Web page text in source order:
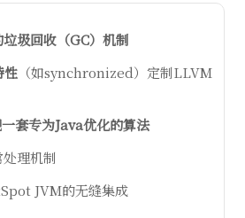
圾回收（GC）机制
性（如synchronized）定制LLVM
套专为Java优化的算法
理机制
JVM的无缝集成